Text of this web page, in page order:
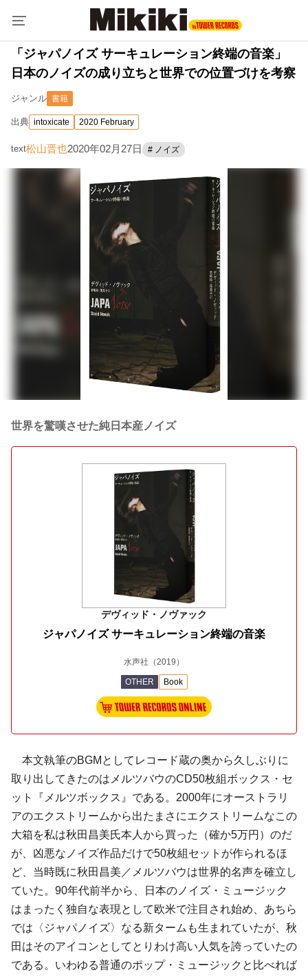
「ジャパノイズ サーキュレーション終端の音楽」
日本のノイズの成り立ちと世界での位置づけを考察
ジャンル 書籍
出典 intoxicate 2020 February
text松山晋也2020年02月27日 # ノイズ
世界を驚嘆させた純日本産ノイズ
デヴィッド・ノヴァック
ジャパノイズ サーキュレーション終端の音楽
水声社 （2019）
OTHER Book
本文執筆のBGMとしてレコード蔵の奥から久しぶりに
取り出してきたのはメルツバウのCD50枚組ボックス・セ
ット『メルツボックス』である。2000年にオーストラリ
アのエクストリームから出たまさにエクストリームなこの
大箱を私は秋田昌美氏本人から買った（確か5万円）のだ
が、凶悪なノイズ作品だけで50枚組セットが作られるほ
ど、当時既に秋田昌美／メルツバウは世界的名声を確立し
ていた。90年代前半から、日本のノイズ・ミュージック
はまったく独自な表現として欧米で注目され始め、あちら
では〈ジャパノイズ〉なる新タームも生まれていたが、秋
田はそのアイコンとしてとりわけ高い人気を誇っていたの
である。いわゆる普通のポップ・ミュージックと比べれば